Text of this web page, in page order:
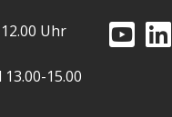
Uhr
15.00